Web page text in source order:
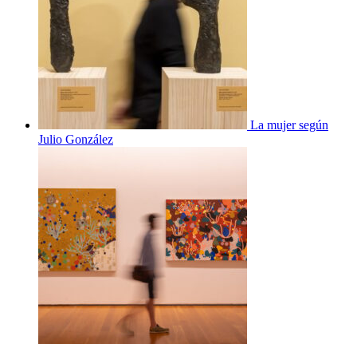
La mujer según
Julio González